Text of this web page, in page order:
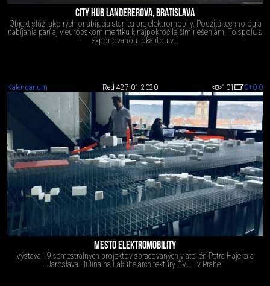
CITY HUB LANDEREROVA, BRATISLAVA
Objekt slúži ako rýchlonabíjacia stanica pre elektromobily. Použitá technológia
nabíjania parí aj v európskom merítku k najpokročilejším riešeniam. To spolu s
exponovanou lokalitou v...
Kalendárium Red 427.01.2020 101 0+0-0
MESTO ELEKTROMOBILITY
Výstava 19 semestrálnych projektov spracovaných v ateliéri Petra Hájeka a
Jaroslava Hulína na Fakulte architektúry ČVUT v Prahe.